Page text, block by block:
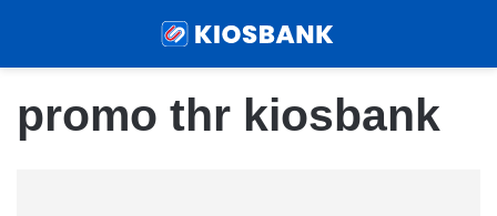
promo thr kiosbank